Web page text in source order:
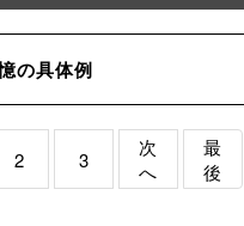
の具体例
2 3
次
へ
最
後